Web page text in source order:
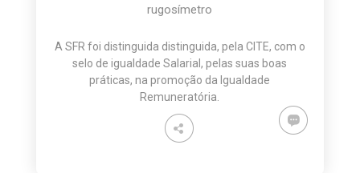
rugosímetro
A SFR foi distinguida distinguida, pela CITE, com o
selo de igualdade Salarial, pelas suas boas
práticas, na promoção da Igualdade
Remuneratória.